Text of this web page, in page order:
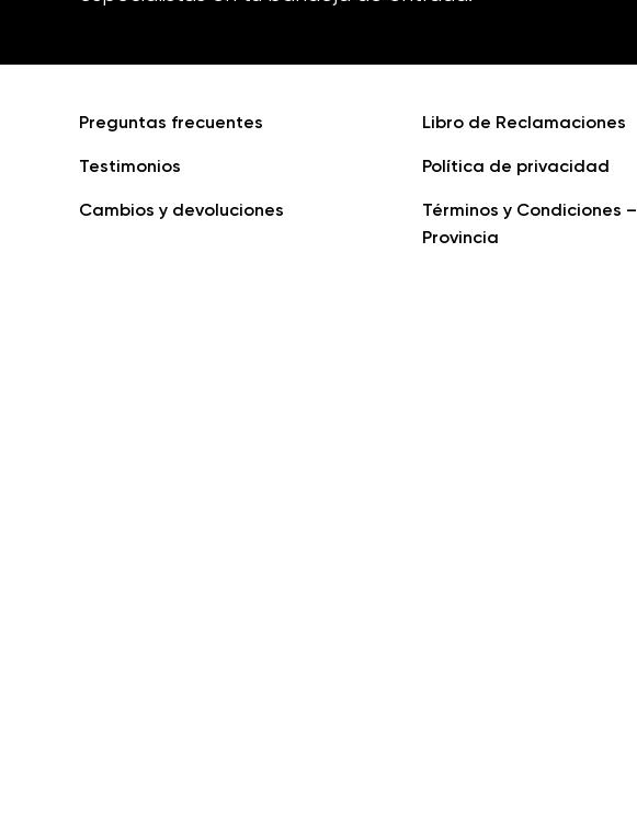
Preguntas frecuentes
Testimonios
Cambios y devoluciones
Libro de Reclamaciones
Política de privacidad
Términos y Condiciones –
Provincia